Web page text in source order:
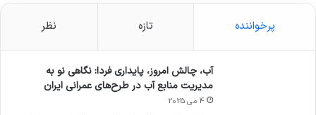
پرخواننده تازه نظر
آب، چالش امروز، پایداری فردا: نگاهی نو به
مدیریت منابع آب در طرح‌های عمرانی ایران
4 می 2025